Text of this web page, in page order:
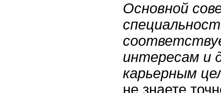
Основной
интересам и
карьерным
не знаете